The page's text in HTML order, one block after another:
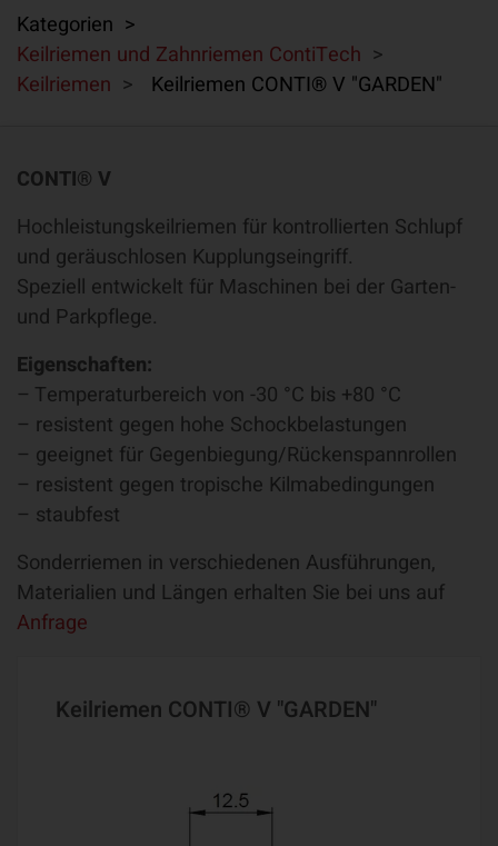
Kategorien >
Keilriemen und Zahnriemen ContiTech >
Keilriemen > Keilriemen CONTI® V "GARDEN"
CONTI® V
Hochleistungskeilriemen für kontrollierten Schlupf
und geräuschlosen Kupplungseingriff.
Speziell entwickelt für Maschinen bei der Garten-
und Parkpflege.
Eigenschaften:
– Temperaturbereich von -30 °C bis +80 °C
– resistent gegen hohe Schockbelastungen
– geeignet für Gegenbiegung/Rückenspannrollen
– resistent gegen tropische Kilmabedingungen
– staubfest
Sonderriemen in verschiedenen Ausführungen,
Materialien und Längen erhalten Sie bei uns auf
Anfrage
Keilriemen CONTI® V "GARDEN"